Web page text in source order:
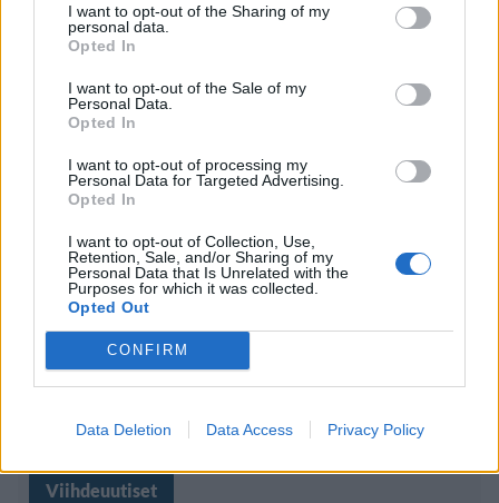
I want to opt-out of the Sharing of my
personal data.
Opted In
I want to opt-out of the Sale of my
Personal Data.
Opted In
I want to opt-out of processing my
Personal Data for Targeted Advertising.
Opted In
I want to opt-out of Collection, Use,
Retention, Sale, and/or Sharing of my
Personal Data that Is Unrelated with the
Purposes for which it was collected.
Opted Out
CONFIRM
Data Deletion Data Access Privacy Policy
Teini löysi harvinaisen
tortillasipsin – valmistaja maksaa
siitä 20 000 dollaria
Viihdeuutiset